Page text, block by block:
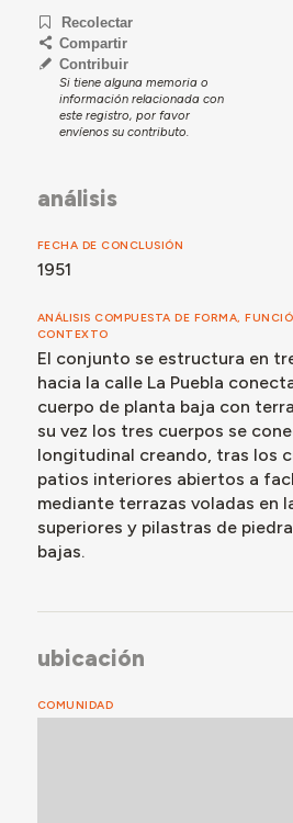
Recolectar
Compartir
Contribuir
Si tiene alguna memoria o
información relacionada con
este registro, por favor
envíenos su contributo.
análisis
FECHA DE CONCLUSIÓN
1951
ANÁLISIS COMPUESTA DE FORMA,
CONTEXTO
El conjunto se estructura en
hacia la calle La Puebla
cuerpo de planta baja con
su vez los tres cuerpos se
longitudinal creando, tras los
patios interiores abiertos a
mediante terrazas voladas en
superiores y pilastras de
bajas.
ubicación
COMUNIDAD